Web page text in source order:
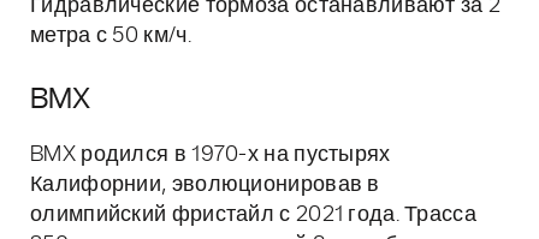
Гидравлические тормоза останавливают за 2
метра с 50 км/ч.
BMX
BMX родился в 1970-х на пустырях
Калифорнии, эволюционировав в
олимпийский фристайл с 2021 года. Трасса